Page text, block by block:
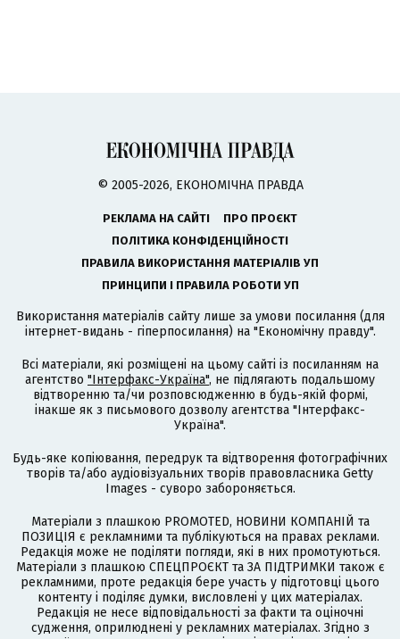
© 2005-2026, ЕКОНОМІЧНА ПРАВДА
РЕКЛАМА НА САЙТІ
ПРО ПРОЄКТ
ПОЛІТИКА КОНФІДЕНЦІЙНОСТІ
ПРАВИЛА ВИКОРИСТАННЯ МАТЕРІАЛІВ УП
ПРИНЦИПИ І ПРАВИЛА РОБОТИ УП
Використання матеріалів сайту лише за умови посилання (для
інтернет-видань - гіперпосилання) на "Економічну правду".
Всі матеріали, які розміщені на цьому сайті із посиланням на
агентство "Інтерфакс-Україна", не підлягають подальшому
відтворенню та/чи розповсюдженню в будь-якій формі,
інакше як з письмового дозволу агентства "Інтерфакс-
Україна".
Будь-яке копіювання, передрук та відтворення фотографічних
творів та/або аудіовізуальних творів правовласника Getty
Images - суворо забороняється.
Матеріали з плашкою PROMOTED, НОВИНИ КОМПАНІЙ та
ПОЗИЦІЯ є рекламними та публікуються на правах реклами.
Редакція може не поділяти погляди, які в них промотуються.
Матеріали з плашкою СПЕЦПРОЄКТ та ЗА ПІДТРИМКИ також є
рекламними, проте редакція бере участь у підготовці цього
контенту і поділяє думки, висловлені у цих матеріалах.
Редакція не несе відповідальності за факти та оціночні
судження, оприлюднені у рекламних матеріалах. Згідно з